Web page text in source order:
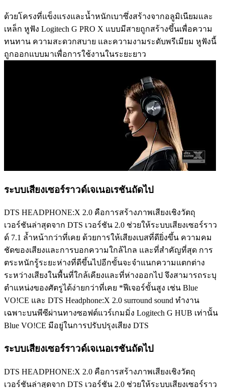
ด้วยโครงที่แข็งแรงและน้ำหนักเบาซึ่งสร้างจากอลูมิเนียมและ
เหล็ก หูฟัง Logitech G PRO X แบบมีสายถูกสร้างขึ้นเพื่อความ
ทนทาน ความสะดวกสบาย และความงามระดับพรีเมียม หูฟังนี้
ถูกออกแบบมาเพื่อการใช้งานในระยะยาว
ระบบเสียงเซอร์ราวด์เจเนอเรชันถัดไป
DTS HEADPHONE:X 2.0 คือการสร้างภาพเสียงเชิงวัตถุ
เวอร์ชันล่าสุดจาก DTS เวอร์ชัน 2.0 ช่วยให้ระบบเสียงเซอร์ราว
ด์ 7.1 ล้ำหน้ากว่าที่เคย ด้วยการให้เสียงเบสที่ดียิ่งขึ้น ความคม
ชัดของเสียงและการบอกความใกล้ไกล และที่สำคัญที่สุด การ
ตระหนักรู้ระยะห่างที่ดีขึ้นไปอีกขั้นจะจำแนกความแตกต่าง
ระหว่างเสียงในพื้นที่ใกล้เคียงและที่ห่างออกไป จึงสามารถระบุ
ตำแหน่งของศัตรูได้ง่ายกว่าที่เคย *ฟีเจอร์ขั้นสูง เช่น Blue
VO!CE และ DTS Headphone:X 2.0 surround sound ทำงาน
เฉพาะบนพีซีผ่านทางซอฟต์แวร์เกมมิ่ง Logitech G HUB เท่านั้น
Blue VO!CE มีอยู่ในการปรับปรุงเสียง DTS
ระบบเสียงเซอร์ราวด์เจเนอเรชันถัดไป
DTS HEADPHONE:X 2.0 คือการสร้างภาพเสียงเชิงวัตถุ
เวอร์ชันล่าสุดจาก DTS เวอร์ชัน 2.0 ช่วยให้ระบบเสียงเซอร์ราว